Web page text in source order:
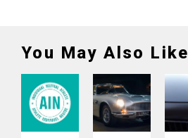
You May Also Like